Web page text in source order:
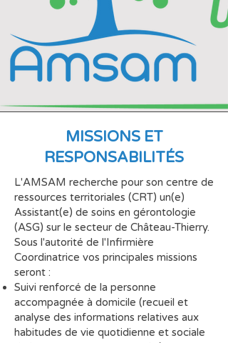
MISSIONS ET
RESPONSABILITÉS
L'AMSAM recherche pour son centre de
ressources territoriales (CRT) un(e)
Assistant(e) de soins en gérontologie
(ASG) sur le secteur de Château-Thierry.
Sous l'autorité de l'Infirmière
Coordinatrice vos principales missions
seront :
Suivi renforcé de la personne
accompagnée à domicile (recueil et
analyse des informations relatives aux
habitudes de vie quotidienne et sociale